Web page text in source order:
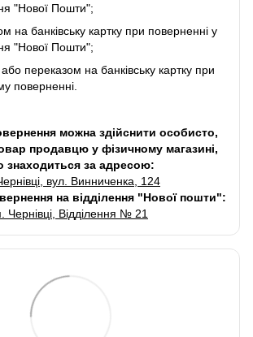
"Нової Пошти";
на банківську картку при поверненні у
"Нової Пошти";
або переказом на банківську картку при
поверненні.
можна здійснити особисто,
продавцю у фізичному магазині,
знаходиться за адресою:
вул. Винниченка, 124
на відділення "Нової пошти":
Чернівці, Відділення № 21